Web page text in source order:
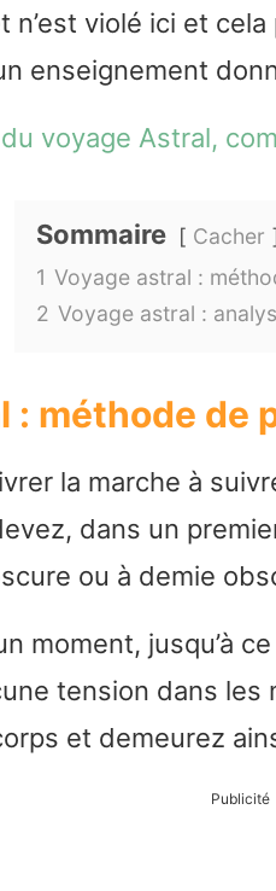
n’est violé ici et
enseignement
voyage Astral,
Sommaire
Cacher
1 Voyage astral :
2 Voyage astral :
: méthode de
la marche à
dans un
ou à demie
moment, jusqu’à
tension dans
et demeurez
Publicité